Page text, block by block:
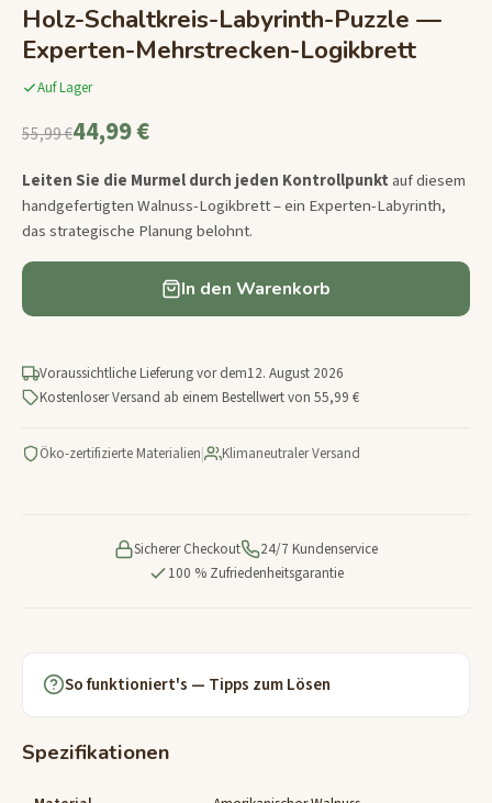
Holz-Schaltkreis-Labyrinth-Puzzle —
Experten-Mehrstrecken-Logikbrett
Auf Lager
55,99 €44,99 €
Leiten Sie die Murmel durch jeden Kontrollpunkt auf diesem
handgefertigten Walnuss-Logikbrett – ein Experten-Labyrinth,
das strategische Planung belohnt.
In den Warenkorb
Voraussichtliche Lieferung vor dem12. August 2026
Kostenloser Versand ab einem Bestellwert von 55,99 €
Öko-zertifizierte Materialien| Klimaneutraler Versand
Sicherer Checkout
24/7 Kundenservice
100 % Zufriedenheitsgarantie
So funktioniert's — Tipps zum Lösen
Spezifikationen